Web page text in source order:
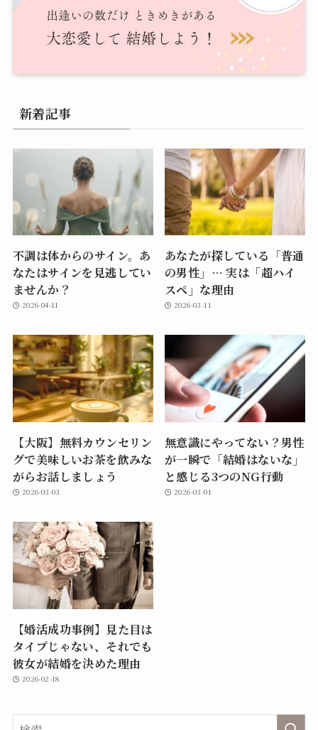
新着記事
不調は体からのサイン。あ
なたはサインを見逃してい
ませんか？
2026-04-11
あなたが探している「普通
の男性」… 実は「超ハイ
スペ」な理由
2026-03-11
【大阪】無料カウンセリン
グで美味しいお茶を飲みな
がらお話しましょう
2026-03-03
無意識にやってない？男性
が一瞬で「結婚はないな」
と感じる3つのNG行動
2026-03-01
【婚活成功事例】見た目は
タイプじゃない、それでも
彼女が結婚を決めた理由
2026-02-18